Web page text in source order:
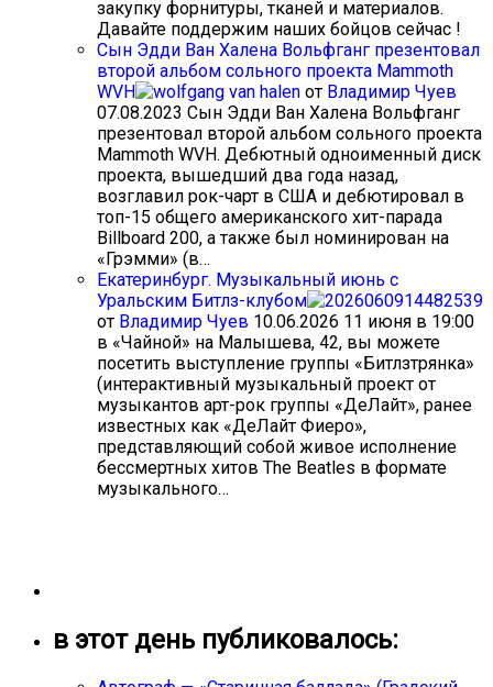
закупку форнитуры, тканей и материалов.
Давайте поддержим наших бойцов сейчас !
Сын Эдди Ван Халена Вольфганг презентовал
второй альбом сольного проекта Mammoth
WVH
от Владимир Чуев
07.08.2023 Сын Эдди Ван Халена Вольфганг
презентовал второй альбом сольного проекта
Mammoth WVH. Дебютный одноименный диск
проекта, вышедший два года назад,
возглавил рок-чарт в США и дебютировал в
топ-15 общего американского хит-парада
Billboard 200, а также был номинирован на
«Грэмми» (в…
Екатеринбург. Музыкальный июнь с
Уральским Битлз-клубом
от Владимир Чуев 10.06.2026 11 июня в 19:00
в «Чайной» на Малышева, 42, вы можете
посетить выступление группы «Битлзтрянка»
(интерактивный музыкальный проект от
музыкантов арт-рок группы «ДеЛайт», ранее
известных как «ДеЛайт Фиеро»,
представляющий собой живое исполнение
бессмертных хитов The Beatles в формате
музыкального…
в этот день публиковалось: